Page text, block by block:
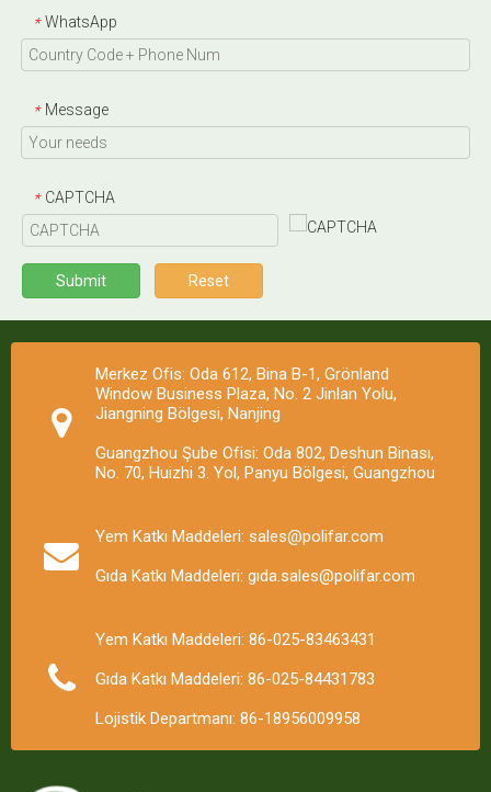
* WhatsApp
* Message
* CAPTCHA
Submit Reset
Merkez Ofis: Oda 612, Bina B-1, Grönland
Window Business Plaza, No. 2 Jinlan Yolu,
Jiangning Bölgesi, Nanjing
Guangzhou Şube Ofisi: Oda 802, Deshun Binası,
No. 70, Huizhi 3. Yol, Panyu Bölgesi, Guangzhou
Yem Katkı Maddeleri: sales@polifar.com
Gıda Katkı Maddeleri: gıda.sales@polifar.com
Yem Katkı Maddeleri: 86-025-83463431
Gıda Katkı Maddeleri: 86-025-84431783
Lojistik Departmanı: 86-18956009958